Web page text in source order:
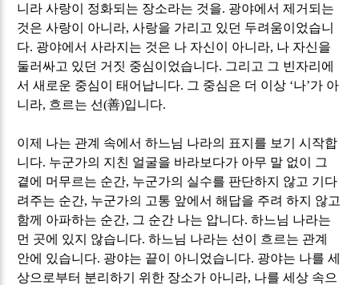
니라 사랑이 정화되는 장소라는 것을. 광야에서 제거되는
것은 사랑이 아니라,사랑을 가리고 있던 두려움이었습니
다. 광야에서 사라지는 것은 나 자신이 아니라, 나 자신을
둘러싸고 있던 거짓 중심이었습니다. 그리고 그 빈자리에
서 새로운 중심이 태어납니다. 그 중심은 더 이상 ‘나’가 아
니라, 흐르는 선(善)입니다.
이제 나는 관계 속에서 하느님 나라의 표지를 보기 시작합
니다. 누군가의 지친 얼굴을 바라보다가 아무 말 없이 그
곁에 머무르는 순간, 누군가의 실수를 판단하지 않고 기다
려주는 순간, 누군가의 고통 앞에서 해답을 주려 하지 않고
함께 아파하는 순간, 그 순간 나는 압니다.하느님 나라는
먼 곳에 있지 않습니다.하느님 나라는 선이 흐르는 관계
안에 있습니다. 광야는 끝이 아니었습니다. 광야는 나를 세
상으로부터 분리하기 위한 장소가 아니라, 나를 세상 속으